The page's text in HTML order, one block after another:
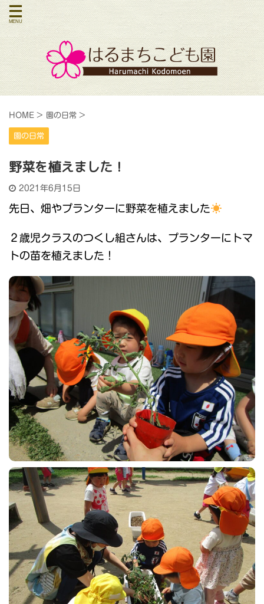
HOME > 園の日常 >
園の日常
野菜を植えました！
2021年6月15日
先日、畑やプランターに野菜を植えました
２歳児クラスのつくし組さんは、プランターにトマ
トの苗を植えました！